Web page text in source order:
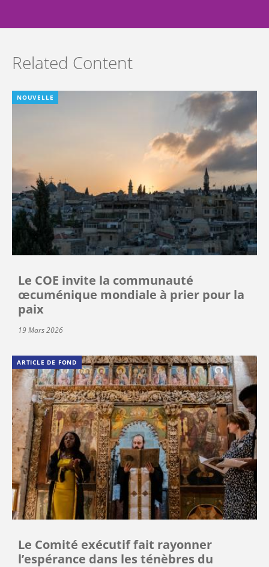
Related Content
NOUVELLE
Le COE invite la communauté
œcuménique mondiale à prier pour la
paix
19 Mars 2026
ARTICLE DE FOND
Le Comité exécutif fait rayonner
l’espérance dans les ténèbres du